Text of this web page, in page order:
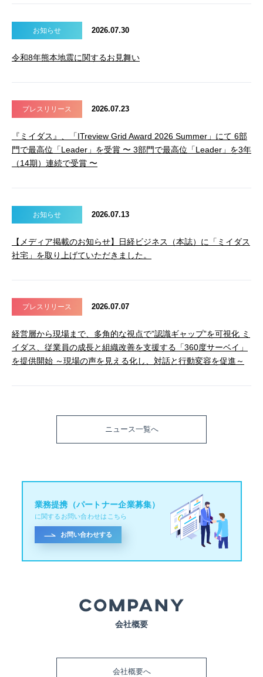
お知らせ 2026.07.30
令和8年熊本地震に関するお見舞い
プレスリリース 2026.07.23
『ミイダス』、「ITreview Grid Award 2026 Summer」にて 6部
門で最高位「Leader」を受賞 〜 3部門で最高位「Leader」を3年
（14期）連続で受賞 〜
お知らせ 2026.07.13
【メディア掲載のお知らせ】日経ビジネス（本誌）に「ミイダス
社宅」を取り上げていただきました。
プレスリリース 2026.07.07
経営層から現場まで、多角的な視点で”認識ギャップ”を可視化 ミ
イダス、従業員の成長と組織改善を支援する「360度サーベイ」
を提供開始 ～現場の声を見える化し、対話と行動変容を促進～
ニュース一覧へ
業務提携（パートナー企業募集）
に関するお問い合わせはこちら
お問い合わせする
会社概要
会社概要へ